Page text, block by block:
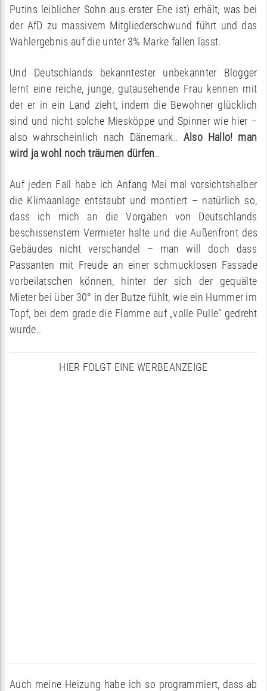
Putins leiblicher Sohn aus erster Ehe ist) erhält, was bei
der AfD zu massivem Mitgliederschwund führt und das
Wahlergebnis auf die unter 3% Marke fallen lässt.
Und Deutschlands bekanntester unbekannter Blogger
lernt eine reiche, junge, gutausehende Frau kennen mit
der er in ein Land zieht, indem die Bewohner glücklich
sind und nicht solche Miesköppe und Spinner wie hier –
also wahrscheinlich nach Dänemark.. Also Hallo! man
wird ja wohl noch träumen dürfen..
Auf jeden Fall habe ich Anfang Mai mal vorsichtshalber
die Klimaanlage entstaubt und montiert – natürlich so,
dass ich mich an die Vorgaben von Deutschlands
beschissenstem Vermieter halte und die Außenfront des
Gebäudes nicht verschandel – man will doch dass
Passanten mit Freude an einer schmucklosen Fassade
vorbeilatschen können, hinter der sich der gequälte
Mieter bei über 30° in der Butze fühlt, wie ein Hummer im
Topf, bei dem grade die Flamme auf „volle Pulle“ gedreht
wurde..
HIER FOLGT EINE WERBEANZEIGE
Auch meine Heizung habe ich so programmiert, dass ab